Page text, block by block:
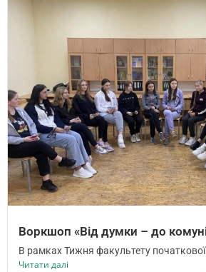
Воркшоп «Від думки – до
В рамках Тижня факультету початкової
Читати далі